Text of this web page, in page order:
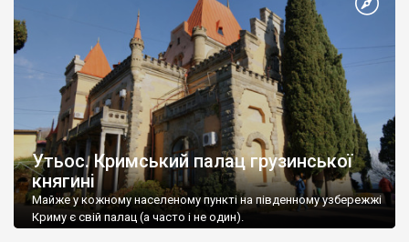
Утьос. Кримський палац грузинської
княгині
Майже у кожному населеному пункті на південному узбережжі
Криму є свій палац (а часто і не один).